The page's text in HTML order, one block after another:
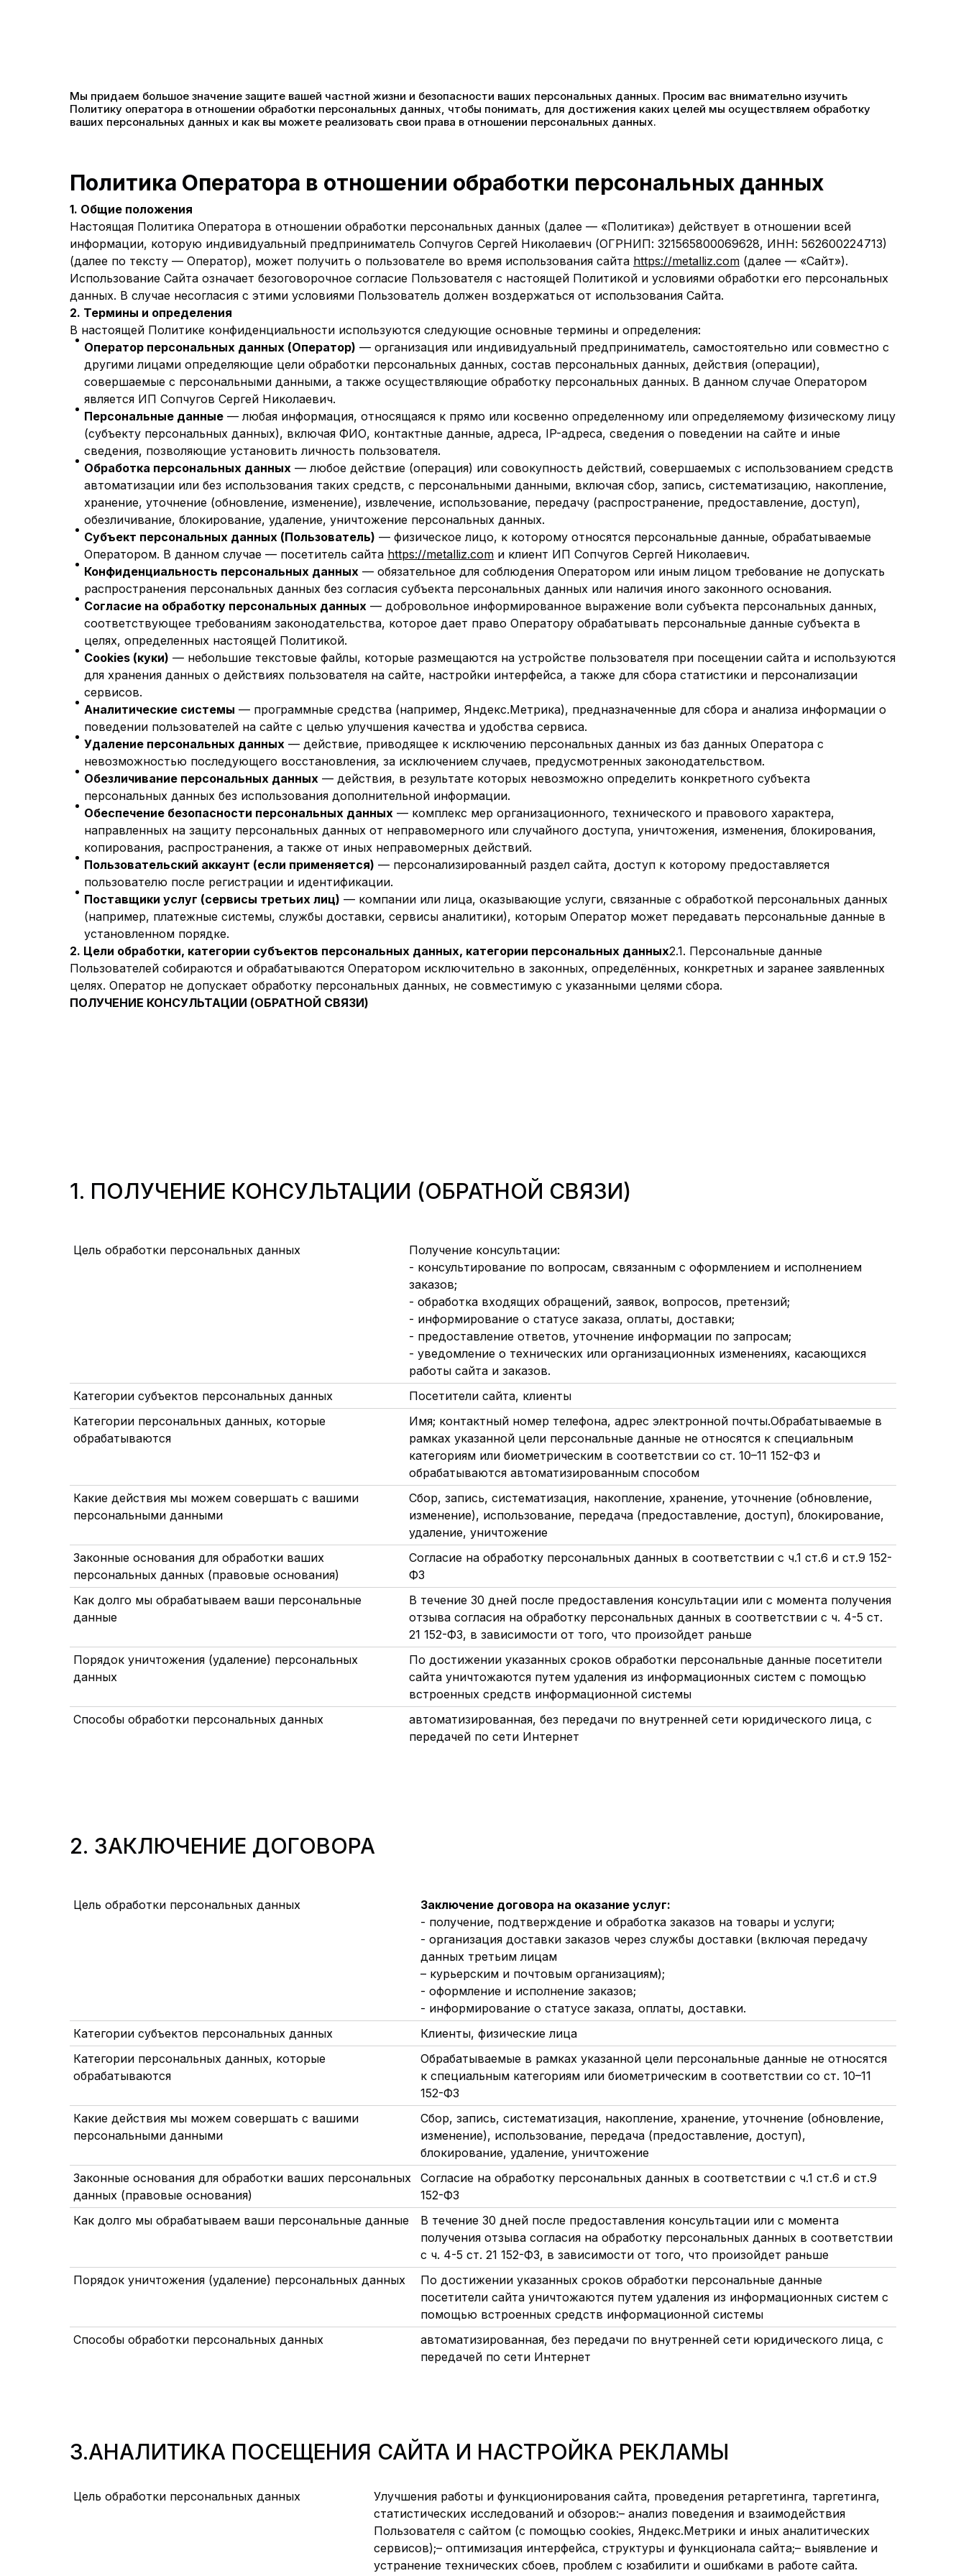
Мы придаем большое значение защите вашей частной жизни и безопасности ваших персональных данных. Просим вас внимательно изучить
Политику оператора в отношении обработки персональных данных, чтобы понимать, для достижения каких целей мы осуществляем обработку
ваших персональных данных и как вы можете реализовать свои права в отношении персональных данных.
Политика Оператора в отношении обработки персональных данных
1. Общие положения
Настоящая Политика Оператора в отношении обработки персональных данных (далее — «Политика») действует в отношении всей
информации, которую индивидуальный предприниматель Сопчугов Сергей Николаевич (ОГРНИП: 321565800069628, ИНН: 562600224713)
(далее по тексту — Оператор), может получить о пользователе во время использования сайта https://metalliz.com (далее — «Сайт»).
Использование Сайта означает безоговорочное согласие Пользователя с настоящей Политикой и условиями обработки его персональных
данных. В случае несогласия с этими условиями Пользователь должен воздержаться от использования Сайта.
2. Термины и определения
В настоящей Политике конфиденциальности используются следующие основные термины и определения:
Оператор персональных данных (Оператор) — организация или индивидуальный предприниматель, самостоятельно или совместно с
другими лицами определяющие цели обработки персональных данных, состав персональных данных, действия (операции),
совершаемые с персональными данными, а также осуществляющие обработку персональных данных. В данном случае Оператором
является ИП Сопчугов Сергей Николаевич.
Персональные данные — любая информация, относящаяся к прямо или косвенно определенному или определяемому физическому лицу
(субъекту персональных данных), включая ФИО, контактные данные, адреса, IP-адреса, сведения о поведении на сайте и иные
сведения, позволяющие установить личность пользователя.
Обработка персональных данных — любое действие (операция) или совокупность действий, совершаемых с использованием средств
автоматизации или без использования таких средств, с персональными данными, включая сбор, запись, систематизацию, накопление,
хранение, уточнение (обновление, изменение), извлечение, использование, передачу (распространение, предоставление, доступ),
обезличивание, блокирование, удаление, уничтожение персональных данных.
Субъект персональных данных (Пользователь) — физическое лицо, к которому относятся персональные данные, обрабатываемые
Оператором. В данном случае — посетитель сайта https://metalliz.com и клиент ИП Сопчугов Сергей Николаевич.
Конфиденциальность персональных данных — обязательное для соблюдения Оператором или иным лицом требование не допускать
распространения персональных данных без согласия субъекта персональных данных или наличия иного законного основания.
Согласие на обработку персональных данных — добровольное информированное выражение воли субъекта персональных данных,
соответствующее требованиям законодательства, которое дает право Оператору обрабатывать персональные данные субъекта в
целях, определенных настоящей Политикой.
Cookies (куки) — небольшие текстовые файлы, которые размещаются на устройстве пользователя при посещении сайта и используются
для хранения данных о действиях пользователя на сайте, настройки интерфейса, а также для сбора статистики и персонализации
сервисов.
Аналитические системы — программные средства (например, Яндекс.Метрика), предназначенные для сбора и анализа информации о
поведении пользователей на сайте с целью улучшения качества и удобства сервиса.
Удаление персональных данных — действие, приводящее к исключению персональных данных из баз данных Оператора с
невозможностью последующего восстановления, за исключением случаев, предусмотренных законодательством.
Обезличивание персональных данных — действия, в результате которых невозможно определить конкретного субъекта
персональных данных без использования дополнительной информации.
Обеспечение безопасности персональных данных — комплекс мер организационного, технического и правового характера,
направленных на защиту персональных данных от неправомерного или случайного доступа, уничтожения, изменения, блокирования,
копирования, распространения, а также от иных неправомерных действий.
Пользовательский аккаунт (если применяется) — персонализированный раздел сайта, доступ к которому предоставляется
пользователю после регистрации и идентификации.
Поставщики услуг (сервисы третьих лиц) — компании или лица, оказывающие услуги, связанные с обработкой персональных данных
(например, платежные системы, службы доставки, сервисы аналитики), которым Оператор может передавать персональные данные в
установленном порядке.
2. Цели обработки, категории субъектов персональных данных, категории персональных данных2.1. Персональные данные
Пользователей собираются и обрабатываются Оператором исключительно в законных, определённых, конкретных и заранее заявленных
целях. Оператор не допускает обработку персональных данных, не совместимую с указанными целями сбора.
ПОЛУЧЕНИЕ КОНСУЛЬТАЦИИ (ОБРАТНОЙ СВЯЗИ)
1. ПОЛУЧЕНИЕ КОНСУЛЬТАЦИИ (ОБРАТНОЙ СВЯЗИ)
Цель обработки персональных данных
Получение консультации:
- консультирование по вопросам, связанным с оформлением и исполнением
заказов;
- обработка входящих обращений, заявок, вопросов, претензий;
- информирование о статусе заказа, оплаты, доставки;
- предоставление ответов, уточнение информации по запросам;
- уведомление о технических или организационных изменениях, касающихся
работы сайта и заказов.
Категории субъектов персональных данных
Посетители сайта, клиенты
Категории персональных данных, которые
обрабатываются
Имя; контактный номер телефона, адрес электронной почты.Обрабатываемые в
рамках указанной цели персональные данные не относятся к специальным
категориям или биометрическим в соответствии со ст. 10–11 152-ФЗ и
обрабатываются автоматизированным способом
Какие действия мы можем совершать с вашими
персональными данными
Сбор, запись, систематизация, накопление, хранение, уточнение (обновление,
изменение), использование, передача (предоставление, доступ), блокирование,
удаление, уничтожение
Законные основания для обработки ваших
персональных данных (правовые основания)
Согласие на обработку персональных данных в соответствии с ч.1 ст.6 и ст.9 152-
ФЗ
Как долго мы обрабатываем ваши персональные
данные
В течение 30 дней после предоставления консультации или с момента получения
отзыва согласия на обработку персональных данных в соответствии с ч. 4-5 ст.
21 152-ФЗ, в зависимости от того, что произойдет раньше
Порядок уничтожения (удаление) персональных
данных
По достижении указанных сроков обработки персональные данные посетители
сайта уничтожаются путем удаления из информационных систем с помощью
встроенных средств информационной системы
Способы обработки персональных данных
автоматизированная, без передачи по внутренней сети юридического лица, с
передачей по сети Интернет
2. ЗАКЛЮЧЕНИЕ ДОГОВОРА
Цель обработки персональных данных
Заключение договора на оказание услуг:
- получение, подтверждение и обработка заказов на товары и услуги;
- организация доставки заказов через службы доставки (включая передачу
данных третьим лицам
– курьерским и почтовым организациям);
- оформление и исполнение заказов;
- информирование о статусе заказа, оплаты, доставки.
Категории субъектов персональных данных
Клиенты, физические лица
Категории персональных данных, которые
обрабатываются
Обрабатываемые в рамках указанной цели персональные данные не относятся
к специальным категориям или биометрическим в соответствии со ст. 10–11
152-ФЗ
Какие действия мы можем совершать с вашими
персональными данными
Сбор, запись, систематизация, накопление, хранение, уточнение (обновление,
изменение), использование, передача (предоставление, доступ),
блокирование, удаление, уничтожение
Законные основания для обработки ваших персональных
данных (правовые основания)
Согласие на обработку персональных данных в соответствии с ч.1 ст.6 и ст.9
152-ФЗ
Как долго мы обрабатываем ваши персональные данные
В течение 30 дней после предоставления консультации или с момента
получения отзыва согласия на обработку персональных данных в соответствии
с ч. 4-5 ст. 21 152-ФЗ, в зависимости от того, что произойдет раньше
Порядок уничтожения (удаление) персональных данных
По достижении указанных сроков обработки персональные данные
посетители сайта уничтожаются путем удаления из информационных систем с
помощью встроенных средств информационной системы
Способы обработки персональных данных
автоматизированная, без передачи по внутренней сети юридического лица, с
передачей по сети Интернет
3.АНАЛИТИКА ПОСЕЩЕНИЯ САЙТА И НАСТРОЙКА РЕКЛАМЫ
Цель обработки персональных данных
Улучшения работы и функционирования сайта, проведения ретаргетинга, таргетинга,
статистических исследований и обзоров:– анализ поведения и взаимодействия
Пользователя с сайтом (с помощью cookies, Яндекс.Метрики и иных аналитических
сервисов);– оптимизация интерфейса, структуры и функционала сайта;– выявление и
устранение технических сбоев, проблем с юзабилити и ошибками в работе сайта.